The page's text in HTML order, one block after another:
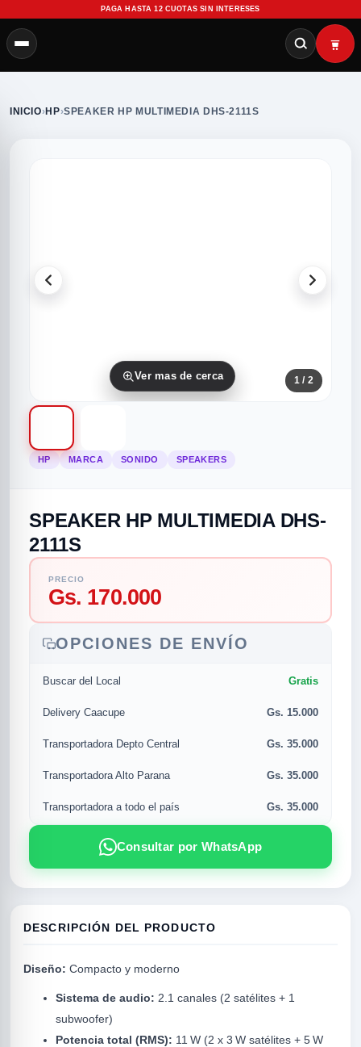
PAGA HASTA 12 CUOTAS SIN INTERESES
categorias
MUSICAL
INICIO›HP›SPEAKER HP MULTIMEDIA DHS-2111S
Ver mas de cerca 1 / 2
HP MARCA SONIDO SPEAKERS
SPEAKER HP MULTIMEDIA DHS-
2111S
PRECIO
Gs. 170.000
OPCIONES DE ENVÍO
Buscar del Local Gratis
Delivery Caacupe Gs. 15.000
Transportadora Depto Central Gs. 35.000
Transportadora Alto Parana Gs. 35.000
Transportadora a todo el país Gs. 35.000
Consultar por WhatsApp
DESCRIPCIÓN DEL PRODUCTO
Diseño: Compacto y moderno
Sistema de audio: 2.1 canales (2 satélites + 1
subwoofer)
Potencia total (RMS): 11 W (2 x 3 W satélites + 5 W